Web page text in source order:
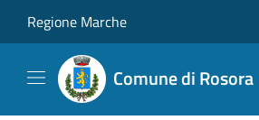
Regione Marche
Comune di Rosora